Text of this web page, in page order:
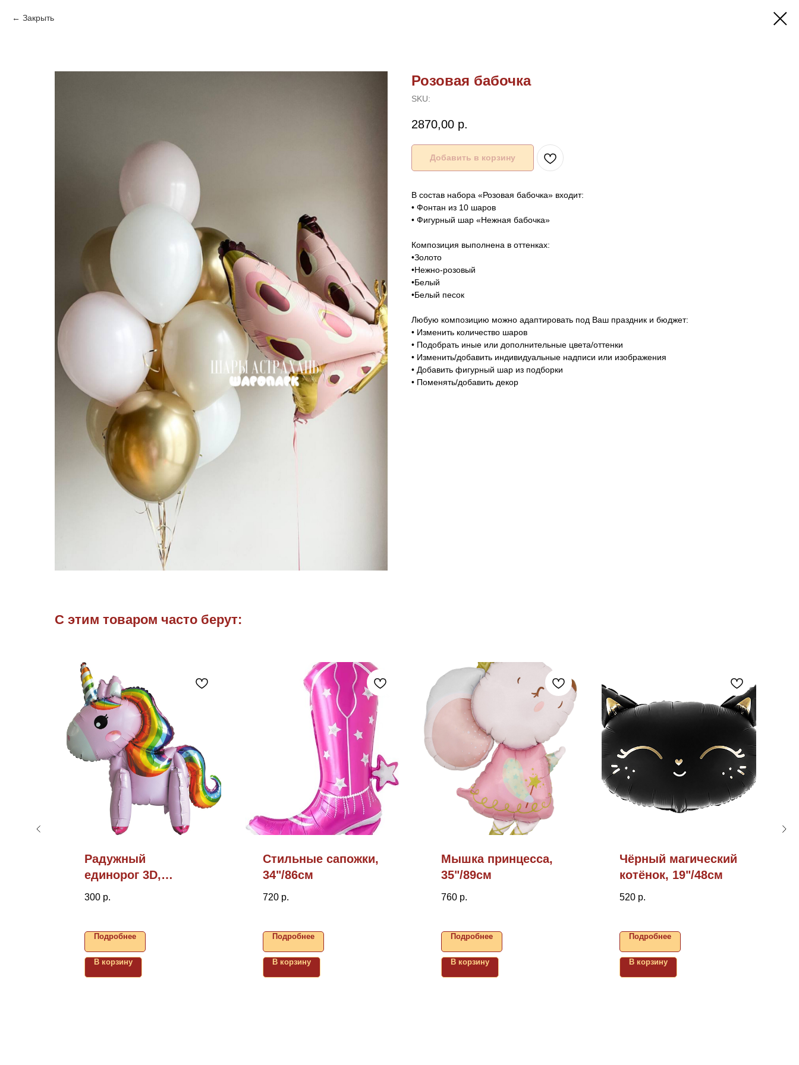
Закрыть
Розовая бабочка
SKU:
2870,00 р.
Добавить в корзину
В состав набора «Розовая бабочка» входит:
• Фонтан из 10 шаров
• Фигурный шар «Нежная бабочка»
Композиция выполнена в оттенках:
•Золото
•Нежно-розовый
•Белый
•Белый песок
Любую композицию можно адаптировать под Ваш праздник и бюджет:
• Изменить количество шаров
• Подобрать иные или дополнительные цвета/оттенки
• Изменить/добавить индивидуальные надписи или изображения
• Добавить фигурный шар из подборки
• Поменять/добавить декор
С этим товаром часто берут:
Радужный
единорог 3D,
23"/58см (надув
300 р.
Подробнее
В корзину
Стильные сапожки,
34"/86см
720 р.
Подробнее
В корзину
Мышка принцесса,
35"/89см
760 р.
Подробнее
В корзину
Чёрный магический
котёнок, 19"/48см
520 р.
Подробнее
В корзину